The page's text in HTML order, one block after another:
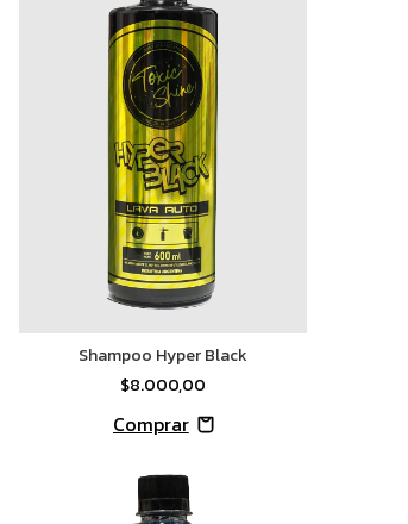
Shampoo Hyper Black
$8.000,00